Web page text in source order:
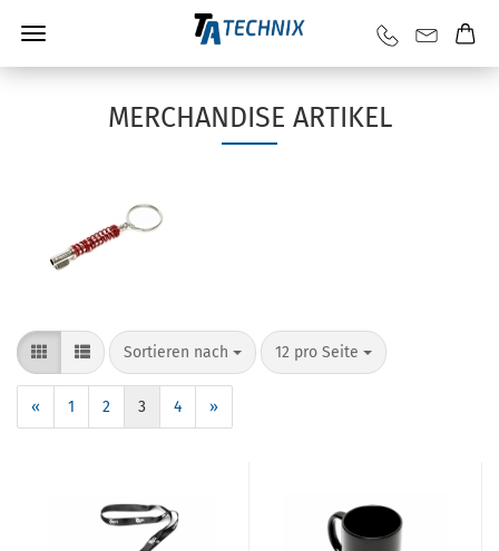
MERCHANDISE ARTIKEL
Sortieren nach 12 pro Seite
« 1 2 3 4 »